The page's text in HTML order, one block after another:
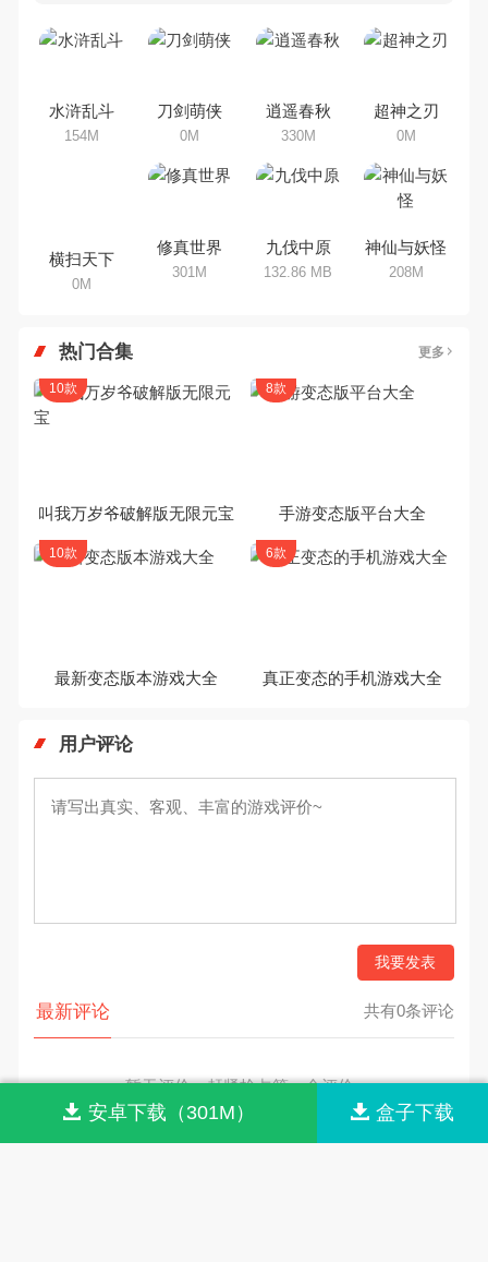
侠手机游戏有哪些呢？游戏今天，
集，欢迎大家前来选择下载体验
水浒乱斗
154M
刀剑萌侠
0M
逍遥春秋
330M
超神之刃
0M
横扫天下
0M
修真世界
301M
九伐中原
132.86 MB
神仙与妖怪
208M
热门合集
叫我万岁爷破解版无限元宝
10款
手游变态版平台大全
8款
最新变态版本游戏大全
10款
真正变态的手机游戏大全
6款
用户评论
我要发表
最新评论 共有0条评论
暂无评价，赶紧抢占第一个评价~
安卓下载（301M） 盒子下载